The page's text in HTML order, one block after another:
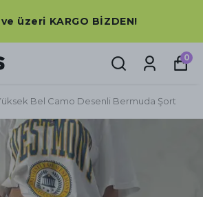
üzeri KARGO BİZDEN!
0
Bel Camo Desenli Bermuda Şort